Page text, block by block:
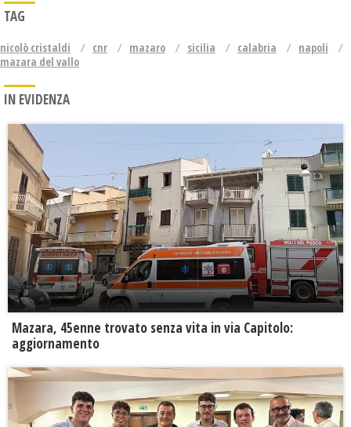
TAG
nicolò cristaldi cnr mazaro sicilia calabria
napoli
mazara del vallo
IN EVIDENZA
Mazara, 45enne trovato senza vita in via Capitolo:
aggiornamento